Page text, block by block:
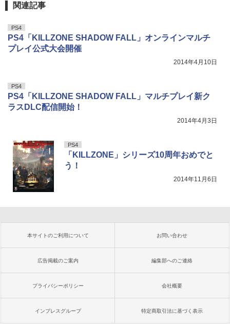
関連記事
PS4
PS4「KILLZONE SHADOW FALL」オンラインマルチ
プレイ公式大会開催
2014年4月10日
PS4
PS4「KILLZONE SHADOW FALL」マルチプレイ新ク
ラスDLC配信開始！
2014年4月3日
PS4
「KILLZONE」シリーズ10周年おめでと
う！
2014年11月6日
本サイトのご利用について お問い合わせ
広告掲載のご案内 編集部へのご連絡
プライバシーポリシー 会社概要
インプレスグループ 特定商取引法に基づく表示